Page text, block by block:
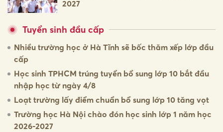
2027
Tuyển sinh đầu cấp
Nhiều trường học ở Hà Tĩnh sẽ bốc thăm xếp lớp đầu
cấp
Học sinh TPHCM trúng tuyển bổ sung lớp 10 bắt đầu
nhập học từ ngày 4/8
Loạt trường lấy điểm chuẩn bổ sung lớp 10 tăng vọt
Trường học Hà Nội chào đón học sinh lớp 1 năm học
2026-2027